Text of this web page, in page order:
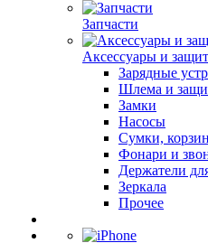
Запчасти
Аксессуары и
Зарядные
Шлема и
Замки
Насосы
Сумки,
Фонари и
Держатели
Зеркала
Прочее